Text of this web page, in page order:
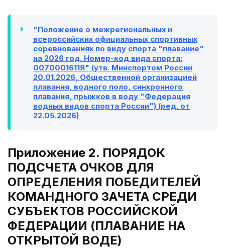
"Положение о межрегиональных и
всероссийских официальных спортивных
соревнованиях по виду спорта "плавание"
на 2026 год. Номер-код вида спорта:
0070001611Я" (утв. Минспортом России
20.01.2026, Общественной организацией
плавания, водного поло, синхронного
плавания, прыжков в воду "Федерация
водных видов спорта России") (ред. от
22.05.2026)
Приложение 2. ПОРЯДОК
ПОДСЧЕТА ОЧКОВ ДЛЯ
ОПРЕДЕЛЕНИЯ ПОБЕДИТЕЛЕЙ
КОМАНДНОГО ЗАЧЕТА СРЕДИ
СУБЪЕКТОВ РОССИЙСКОЙ
ФЕДЕРАЦИИ (ПЛАВАНИЕ НА
ОТКРЫТОЙ ВОДЕ)